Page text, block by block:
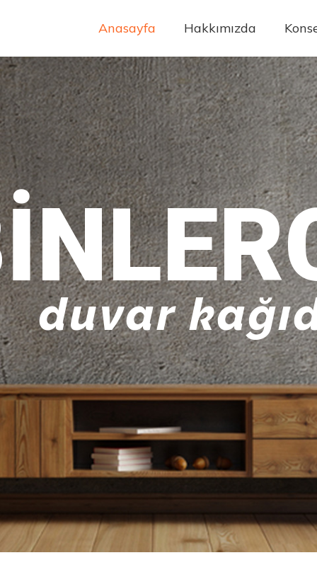
Anasayfa Hakkımızda
duvar